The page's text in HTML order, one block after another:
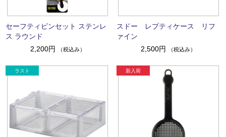
セーフティピンセット ステンレ
ス ラウンド
2,200円
（税込み）
スドー レプティケース リフ
ァイン
2,500円
（税込み）